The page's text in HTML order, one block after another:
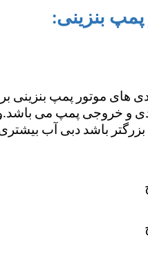
پمپ بنزینی:
های موتور پمپ بنزینی بر
و خروجی پمپ می
باشد دبی آب